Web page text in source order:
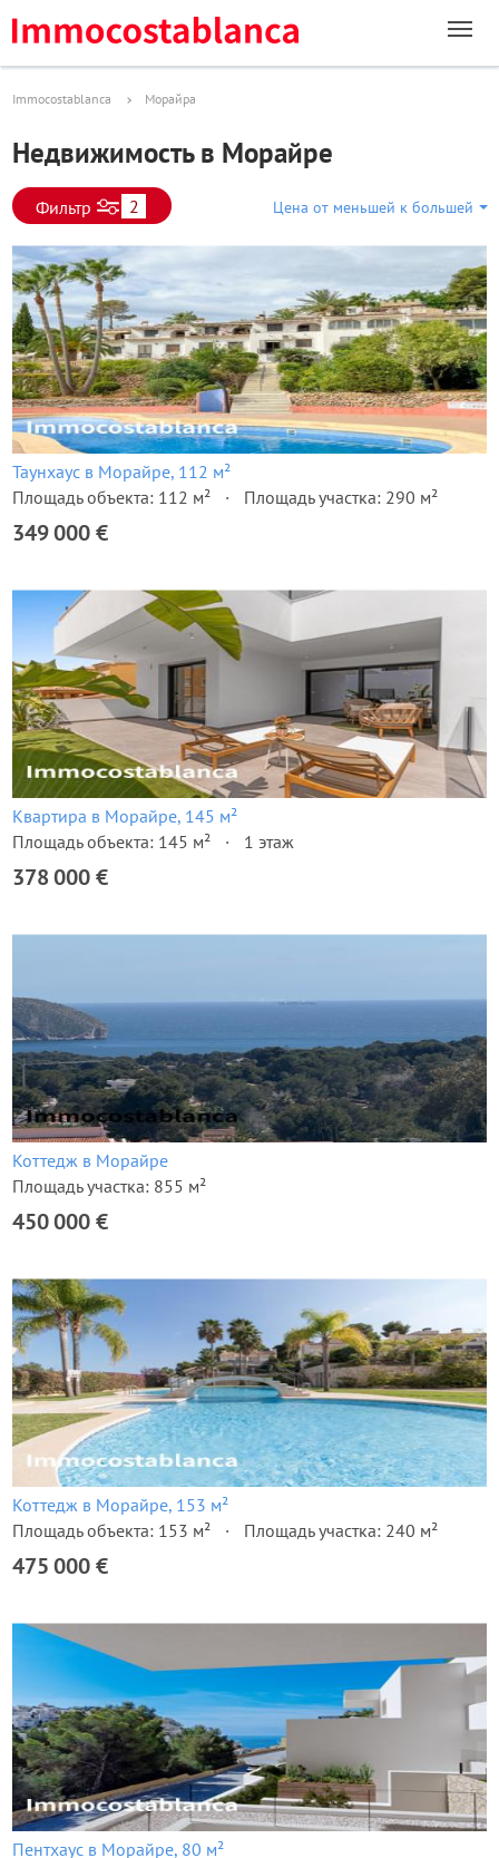
Immocostablanca Морайра
Недвижимость в Морайре
Фильтр 2 Цена от меньшей к большей
Таунхаус в Морайре, 112 м²
Площадь объекта: 112 м²
Площадь участка: 290 м²
349 000 €
Квартира в Морайре, 145 м²
Площадь объекта: 145 м²
1 этаж
378 000 €
Коттедж в Морайре
Площадь участка: 855 м²
450 000 €
Коттедж в Морайре, 153 м²
Площадь объекта: 153 м²
Площадь участка: 240 м²
475 000 €
Пентхаус в Морайре, 80 м²